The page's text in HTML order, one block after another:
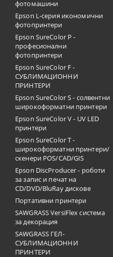
фотомашини
Epson L-серия икономични
фотопринтери
Epson SureColor P -
професионални
фотопринтери
Epson SureColor F -
СУБЛИМАЦИОННИ
ПРИНТЕРИ
Epson SureColor S - солвентни
широкоформатни принтери
Epson SureColor V - UV LED
принтери
Epson SureColor T -
широкоформатни принтери/
скенери POS/CAD/GIS
Epson DiscProducer - роботи
за запис и печат на
CD/DVD/BluRay дискове
Портативни принтери
SAWGRASS VersiFlex система
за декорация
SAWGRASS ГЕЛ-
СУБЛИМАЦИОННИ
ПРИНТЕРИ